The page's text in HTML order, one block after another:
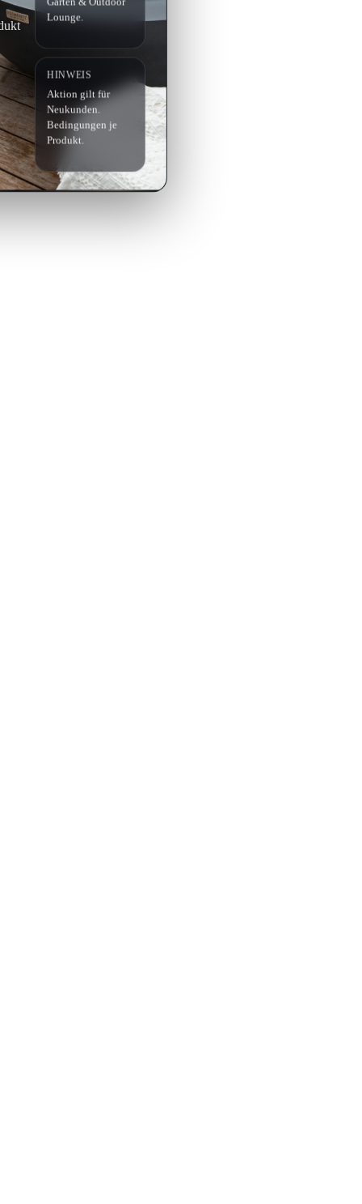
Lounge.
HINWEIS
Aktion gilt für
Neukunden.
Bedingungen je
Produkt.